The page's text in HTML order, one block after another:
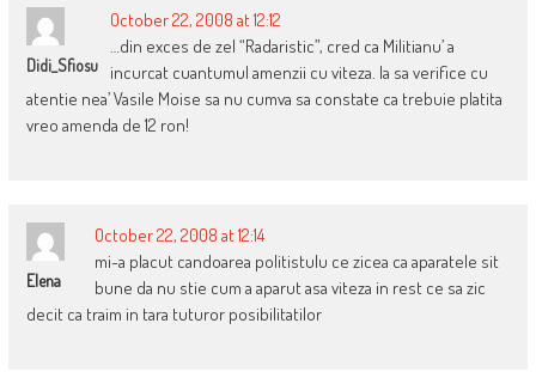
Didi_Sfiosu
October 22, 2008 at 12:12
…din exces de zel “Radaristic”, cred ca Militianu’ a
incurcat cuantumul amenzii cu viteza. Ia sa verifice cu
atentie nea’ Vasile Moise sa nu cumva sa constate ca trebuie platita
vreo amenda de 12 ron!
Elena
October 22, 2008 at 12:14
mi-a placut candoarea politistulu ce zicea ca aparatele sit
bune da nu stie cum a aparut asa viteza in rest ce sa zic
decit ca traim in tara tuturor posibilitatilor